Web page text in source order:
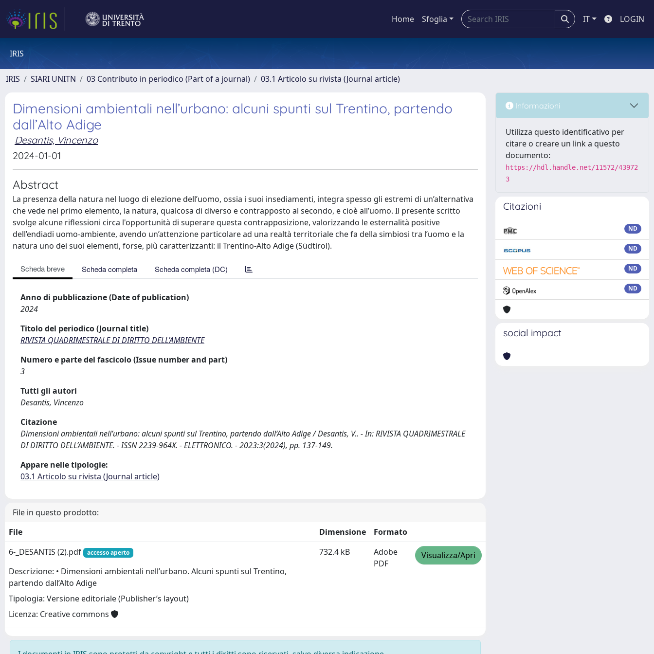
Home Sfoglia IT LOGIN
IRIS
IRIS SIARI UNITN 03 Contributo in periodico (Part of a journal) 03.1 Articolo su rivista (Journal article)
Dimensioni ambientali nell’urbano: alcuni spunti sul Trentino, partendo
dall’Alto Adige
Desantis, Vincenzo
2024-01-01
Abstract
La presenza della natura nel luogo di elezione dell’uomo, ossia i suoi insediamenti, integra spesso gli estremi di un’alternativa
che vede nel primo elemento, la natura, qualcosa di diverso e contrapposto al secondo, e cioè all’uomo. Il presente scritto
svolge alcune riflessioni circa l'opportunità di superare questa contrapposizione, valorizzando le esternalità positive
dell’endiadi uomo-ambiente, avendo un’attenzione particolare ad una realtà territoriale che fa della simbiosi tra l’uomo e la
natura uno dei suoi elementi, forse, più caratterizzanti: il Trentino-Alto Adige (Südtirol).
Scheda breve Scheda completa Scheda completa (DC)
Anno di pubblicazione (Date of publication)
2024
Titolo del periodico (Journal title)
RIVISTA QUADRIMESTRALE DI DIRITTO DELL’AMBIENTE
Numero e parte del fascicolo (Issue number and part)
3
Tutti gli autori
Desantis, Vincenzo
Citazione
Dimensioni ambientali nell’urbano: alcuni spunti sul Trentino, partendo dall’Alto Adige / Desantis, V.. - In: RIVISTA QUADRIMESTRALE
DI DIRITTO DELL’AMBIENTE. - ISSN 2239-964X. - ELETTRONICO. - 2023:3(2024), pp. 137-149.
Appare nelle tipologie:
03.1 Articolo su rivista (Journal article)
File in questo prodotto:
File
Dimensione
Formato
6-_DESANTIS (2).pdf
accesso aperto
Descrizione: • Dimensioni ambientali nell’urbano. Alcuni spunti sul Trentino,
partendo dall’Alto Adige
Tipologia: Versione editoriale (Publisher’s layout)
Licenza: Creative commons
732.4 kB
Adobe
PDF
Visualizza/Apri
Informazioni
Utilizza questo identificativo per
citare o creare un link a questo
documento:
https://hdl.handle.net/11572/43972
3
Citazioni
ND
ND
ND
ND
social impact